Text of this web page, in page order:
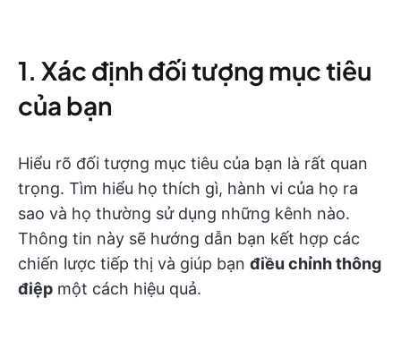
1. Xác định đối tượng mục tiêu
của bạn
Hiểu rõ đối tượng mục tiêu của bạn là rất quan
trọng. Tìm hiểu họ thích gì, hành vi của họ ra
sao và họ thường sử dụng những kênh nào.
Thông tin này sẽ hướng dẫn bạn kết hợp các
chiến lược tiếp thị và giúp bạn điều chỉnh thông
điệp một cách hiệu quả.